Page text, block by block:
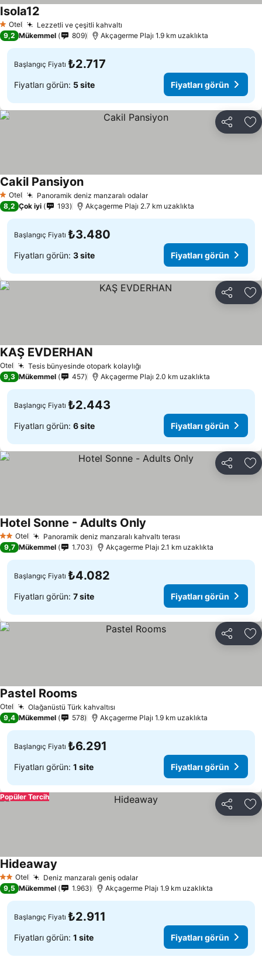
1 Yıldız
Otel Lezzetli ve çeşitli kahvaltı
Isola12
9,2 Mükemmel 809 Akçagerme Plajı 1.9 km uzaklıkta
Başlangıç Fiyatı ₺2.717
Fiyatları görün: 5 site Fiyatları görün
Paylaş
1 Yıldız
Otel Panoramik deniz manzaralı odalar
Cakil Pansiyon
8,2 Çok iyi 193 Akçagerme Plajı 2.7 km uzaklıkta
Başlangıç Fiyatı ₺3.480
Fiyatları görün: 3 site Fiyatları görün
Paylaş
Otel Tesis bünyesinde otopark kolaylığı
KAŞ EVDERHAN
9,3 Mükemmel 457 Akçagerme Plajı 2.0 km uzaklıkta
Başlangıç Fiyatı ₺2.443
Fiyatları görün: 6 site Fiyatları görün
Paylaş
2 Yıldız
Otel Panoramik deniz manzaralı kahvaltı terası
Hotel Sonne - Adults Only
9,7 Mükemmel 1.703 Akçagerme Plajı 2.1 km uzaklıkta
Başlangıç Fiyatı ₺4.082
Fiyatları görün: 7 site Fiyatları görün
Paylaş
Otel Olağanüstü Türk kahvaltısı
Pastel Rooms
9,4 Mükemmel 578 Akçagerme Plajı 1.9 km uzaklıkta
Başlangıç Fiyatı ₺6.291
Fiyatları görün: 1 site Fiyatları görün
Paylaş
Popüler Tercih
2 Yıldız
Otel Deniz manzaralı geniş odalar
Hideaway
9,5 Mükemmel 1.963 Akçagerme Plajı 1.9 km uzaklıkta
Başlangıç Fiyatı ₺2.911
Fiyatları görün: 1 site Fiyatları görün